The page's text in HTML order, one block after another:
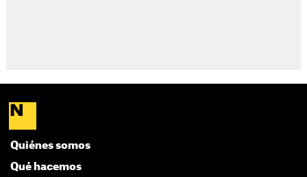
Quiénes somos
Qué hacemos